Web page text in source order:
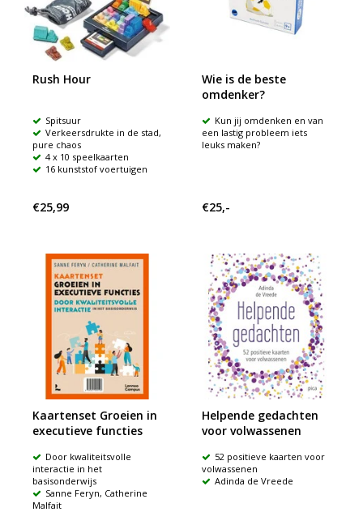
Rush Hour
Spitsuur
Verkeersdrukte in de stad,
pure chaos
4 x 10 speelkaarten
16 kunststof voertuigen
€25,99
Wie is de beste
omdenker?
Kun jij omdenken en van
een lastig probleem iets
leuks maken?
€25,-
Kaartenset Groeien in
executieve functies
Door kwaliteitsvolle
interactie in het
basisonderwijs
Sanne Feryn, Catherine
Malfait
Helpende gedachten
voor volwassenen
52 positieve kaarten voor
volwassenen
Adinda de Vreede